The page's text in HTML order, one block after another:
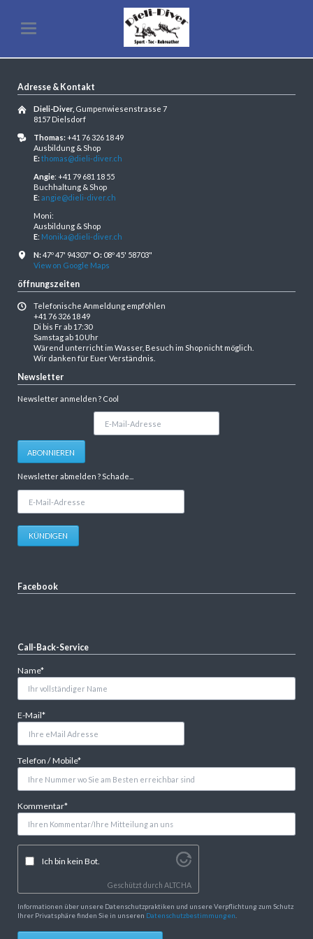
Adresse & Kontakt
Dieli-Diver, Gumpenwiesenstrasse 7
8157 Dielsdorf
Thomas:+41 76 326 18 49
Ausbildung & Shop
E:thomas@dieli-diver.ch
Angie: +41 79 681 18 55
Buchhaltung & Shop
E: angie@dieli-diver.ch
Moni:
Ausbildung & Shop
E: Monika@dieli-diver.ch
N:47º 47' 94307" O:08º 45' 58703"
View on Google Maps
öffnungszeiten
Telefonische Anmeldung empfohlen
+41 76 326 18 49
Di bis Fr ab 17:30
Samstag ab 10 Uhr
Wärend unterricht im Wasser, Besuch im Shop nicht möglich.
Wir danken für Euer Verständnis.
Newsletter
Newsletter anmelden ? Cool
Adresse
ABONNIEREN
Newsletter abmelden ? Schade...
KÜNDIGEN
Facebook
Call-Back-Service
Pflichtfeld
Name*
Pflichtfeld
E-Mail*
Pflichtfeld
Telefon / Mobile*
Pflichtfeld
Kommentar*
Ich bin kein Bot.
Geschützt durchALTCHA
Informationen über unsere Datenschutzpraktiken und unsere Verpflichtung zum Schutz
Ihrer Privatsphäre finden Sie in unseren Datenschutzbestimmungen